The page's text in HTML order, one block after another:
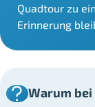
Quadtour zu
Erinnerung
Warum bei